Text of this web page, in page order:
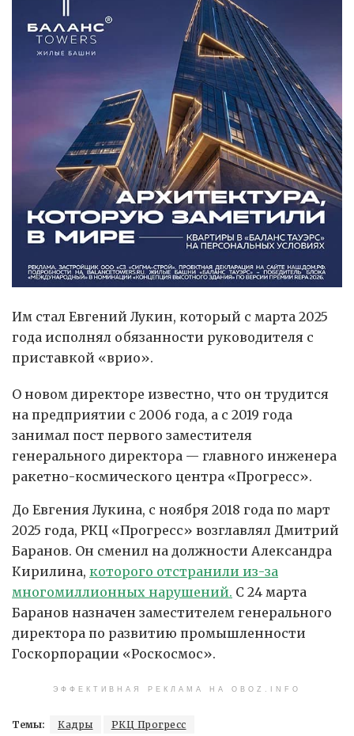
Им стал Евгений Лукин, который с марта 2025
года исполнял обязанности руководителя с
приставкой «врио».
О новом директоре известно, что он трудится
на предприятии с 2006 года, а с 2019 года
занимал пост первого заместителя
генерального директора — главного инженера
ракетно-космического центра «Прогресс».
До Евгения Лукина, с ноября 2018 года по март
2025 года, РКЦ «Прогресс» возглавлял Дмитрий
Баранов. Он сменил на должности Александра
Кирилина, которого отстранили из-за
многомиллионных нарушений. С 24 марта
Баранов назначен заместителем генерального
директора по развитию промышленности
Госкорпорации «Роскосмос».
ЭФФЕКТИВНАЯ РЕКЛАМА НА OBOZ.INFO
Темы: Кадры РКЦ Прогресс